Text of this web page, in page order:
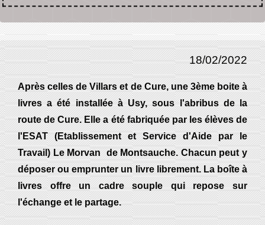
18/02/2022
Après celles de Villars et de Cure, une 3ème boite à
livres a été installée à Usy, sous l'abribus de la
route de Cure. Elle a été fabriquée par les élèves de
l'ESAT (Etablissement et Service d'Aide par le
Travail) Le Morvan de Montsauche. Chacun peut y
déposer ou emprunter un livre librement. La boîte à
livres offre un cadre souple qui repose sur
l'échange et le partage.